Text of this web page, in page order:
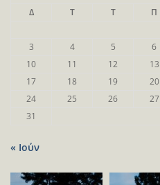
Δ Τ Τ Π
3
4 5 6
10
11 12 13
17
18 19 20
24
25 26 27
31
« Ιούν